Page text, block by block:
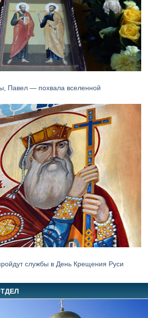
Павел — похвала вселенной
службы в День Крещения Руси